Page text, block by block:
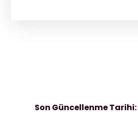
Son Güncellenme Tarihi: